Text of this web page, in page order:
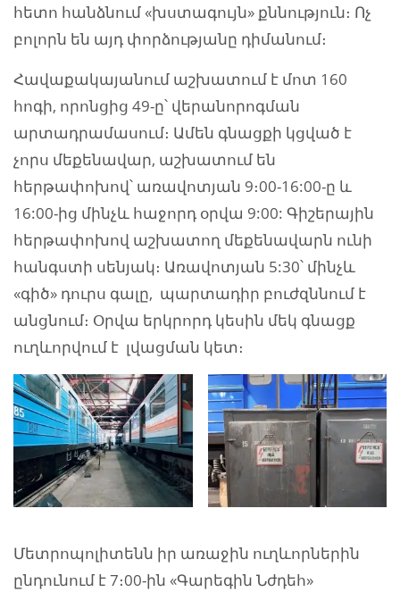
հետո հանձնում «խստագույն» քննություն։ Ոչ
բոլորն են այդ փորձությանը դիմանում։
Հավաքակայանում աշխատում է մոտ 160
հոգի, որոնցից 49-ը՝ վերանորոգման
արտադրամասում։ Ամեն գնացքի կցված է
չորս մեքենավար, աշխատում են
հերթափոխով՝ առավոտյան 9։00-16:00-ը և
16:00-ից մինչև հաջորդ օրվա 9:00: Գիշերային
հերթափոխով աշխատող մեքենավարն ունի
հանգստի սենյակ։ Առավոտյան 5:30՝ մինչև
«գիծ» դուրս գալը, պարտադիր բուժզննում է
անցնում։ Օրվա երկրորդ կեսին մեկ գնացք
ուղևորվում է լվացման կետ։
Մետրոպոլիտենն իր առաջին ուղևորներին
ընդունում է 7։00-ին «Գարեգին Նժդեհ»